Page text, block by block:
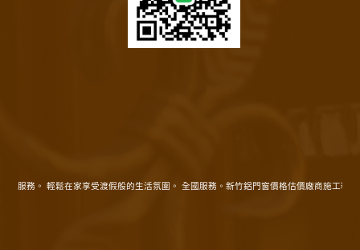
地服務。 輕鬆在家享受渡假般的生活氛圍。 全國服務。新竹鋁門窗價格估價廠商施工精